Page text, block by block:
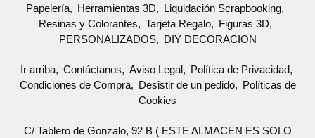
Papelería
Herramientas 3D
Liquidación Scrapbooking
Resinas y Colorantes
Tarjeta Regalo
Figuras 3D
PERSONALIZADOS
DIY DECORACION
Ir arriba Contáctanos Aviso Legal
Política de Privacidad
Condiciones de Compra
Desistir de un pedido
Políticas de
Cookies
C/ Tablero de Gonzalo, 92 B ( ESTE ALMACEN ES SOLO